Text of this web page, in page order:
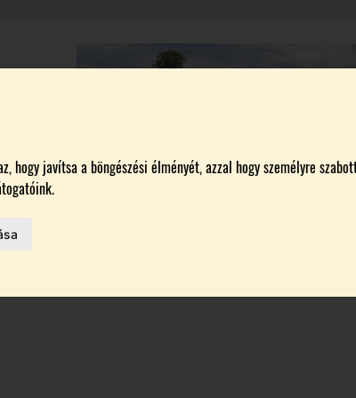
hogy javítsa a böngészési élményét, azzal hogy személyre
BORÁSZATOK MAGYARORSZÁG LEGSZEBB
IDÉN